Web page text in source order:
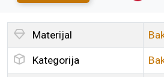
Materijal
Kategorija